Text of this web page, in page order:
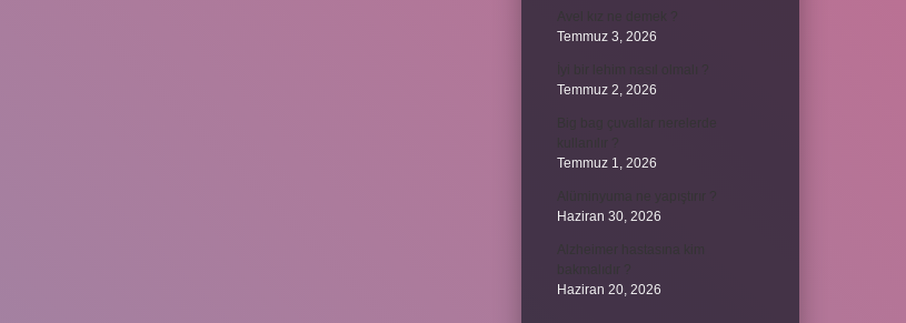
Temmuz 3, 2026
Temmuz 2, 2026
Temmuz 1, 2026
Haziran 30, 2026
Haziran 20, 2026